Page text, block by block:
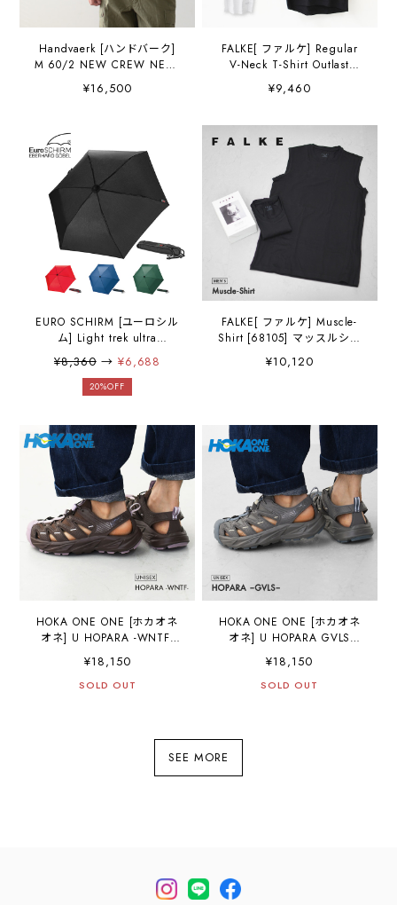
Handvaerk [ハンドバーク]
M 60/2 NEW CREW NECK
S/S T-SHIRT BORDER
[6540-b] 60/2 クルーネッ
ダー・ストライプ・MEN'S
・ルーズシルエット・ゆっ
たりシルエット・綺麗目・
上品・大人のTシャツ・
[2026SS]
¥16,500
FALKE[ ファルケ] Regular
V-Neck T-Shirt Outlast
[68117] レギュラー Vネッ
ク Tシャツ アウトラスト・
MEN'S [2026SS]
¥9,460
EURO SCHIRM [ユーロシル
ム] Light trek ultra
[19570018] ライトトレック
ウルトラ・折りたたみ傘・
軽量・耐水・撥水・UV・ア
¥8,360→ ¥6,688
20%OFF
FALKE[ ファルケ] Muscle-
Shirt [68105] マッスルシャ
ツ・肌着・柔らか素材・快
適・MEN'S [2026SS]
¥10,120
HOKA ONE ONE [ホカオネ
オネ] U HOPARA -WNTF-
セックス)・サンダル・スポ
ーツサンダル・マウンテン
¥18,150
SOLD OUT
HOKA ONE ONE [ホカオネ
オネ] U HOPARA GVLS
セックス)・サンダル・スポ
ーツサンダル・マウンテン
¥18,150
SOLD OUT
SEE MORE